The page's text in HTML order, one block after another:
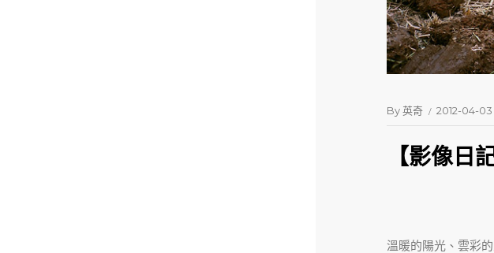
By英奇 2012-04-03
【影像日
溫暖的陽光、雲彩的